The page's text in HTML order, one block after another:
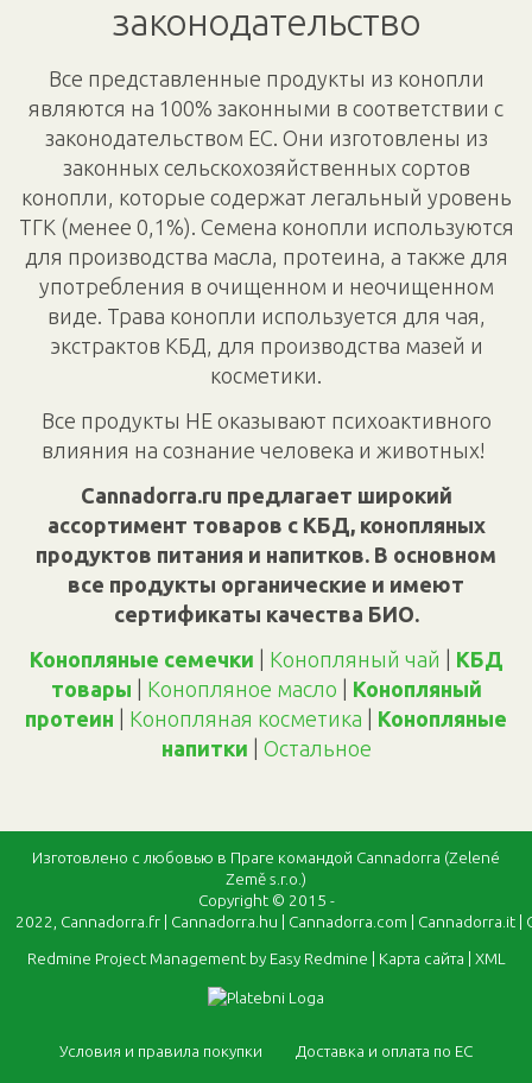
законодательство
Все представленные продукты из конопли
являются на 100% законными в соответствии с
законодательством ЕС. Они изготовлены из
законных сельскохозяйственных сортов
конопли, которые содержат легальный уровень
ТГК (менее 0,1%). Семена конопли используются
для производства масла, протеина, а также для
употребления в очищенном и неочищенном
виде. Трава конопли используется для чая,
экстрактов КБД, для производства мазей и
косметики.
Все продукты НЕ оказывают психоактивного
влияния на сознание человека и животных!
Cannadorra.ru предлагает широкий
ассортимент товаров с КБД, конопляных
продуктов питания и напитков. В основном
все продукты органические и имеют
сертификаты качества БИО.
Конопляные семечки
Конопляный чай
КБД
товары
Конопляное масло
Конопляный
протеин
Конопляная косметика
Конопляные
напитки
Oстальное
Изготовлено с любовью в Праге командой Cannadorra (Zelené
Země s.r.o.)
Copyright © 2015 -
2022, Cannadorra.fr Cannadorra.hu Cannadorra.com Cannadorra.it
Redmine Project Management by Easy Redmine
Карта сайта XML
Условия и правила покупки Доставка и оплата по ЕС